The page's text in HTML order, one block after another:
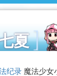
七夏
纪录 魔法少女